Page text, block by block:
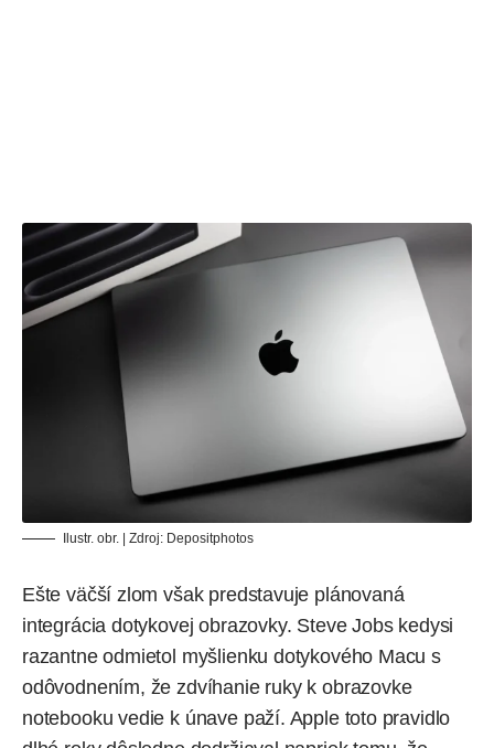
Ilustr. obr. | Zdroj: Depositphotos
Ešte väčší zlom však predstavuje plánovaná
integrácia dotykovej obrazovky. Steve Jobs kedysi
razantne odmietol myšlienku dotykového Macu s
odôvodnením, že zdvíhanie ruky k obrazovke
notebooku vedie k únave paží. Apple toto pravidlo